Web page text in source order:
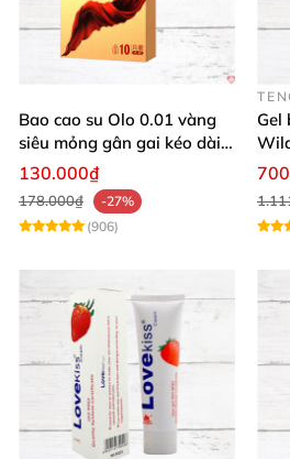
Bao cao su Olo 0.01 vàng
siêu mỏng gân gai kéo dài
yêu đỉnh
130.000₫
178.000₫
-27%
(906)
Gel